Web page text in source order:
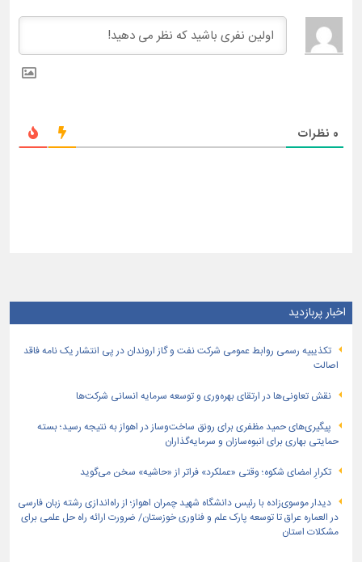
0 نظرات
اخبار پربازدید
تكذیبیه رسمی روابط عمومی شركت نفت و گاز اروندان در پی انتشار یک نامه فاقد
اصالت
نقش تعاونی‌ها در ارتقای بهره‌وری و توسعه سرمایه انسانی شرکت‌ها
پیگیری‌های حمید مظفری برای رونق ساخت‌وساز در اهواز به نتیجه رسید؛ بسته
حمایتی بهاری برای انبوه‌سازان و سرمایه‌گذاران
تکرارِ امضای شکوه؛ وقتی «عملکرد» فراتر از «حاشیه» سخن می‌گوید
دیدار موسوی‌زاده با رئیس دانشگاه شهید چمران اهواز؛ از راه‌اندازی رشته زبان فارسی
در العماره عراق تا توسعه پارک علم و فناوری خوزستان/ ضرورت ارائه راه حل علمی برای
مشکلات استان